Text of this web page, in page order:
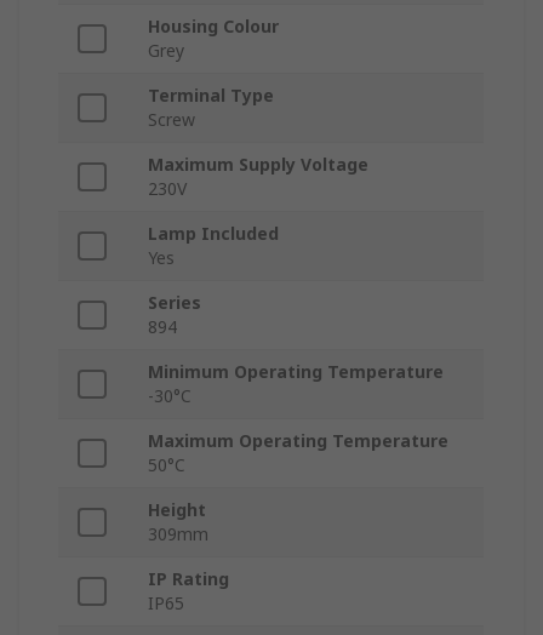
Housing Colour
Grey
Terminal Type
Screw
Maximum Supply Voltage
230V
Lamp Included
Yes
Series
894
Minimum Operating Temperature
-30°C
Maximum Operating Temperature
50°C
Height
309mm
IP Rating
IP65